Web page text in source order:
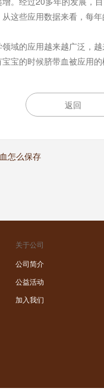
这些应用数据来看，每年
的应用越来越广泛，越
宝的时候脐带血被应用的
返回
怎么保存
关于公司
公司简介
公益活动
加入我们